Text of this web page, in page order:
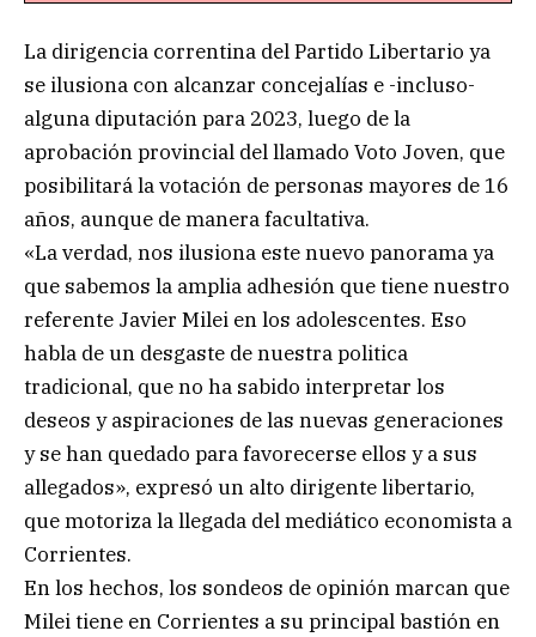
La dirigencia correntina del Partido Libertario ya
se ilusiona con alcanzar concejalías e -incluso-
alguna diputación para 2023, luego de la
aprobación provincial del llamado Voto Joven, que
posibilitará la votación de personas mayores de 16
años, aunque de manera facultativa.
«La verdad, nos ilusiona este nuevo panorama ya
que sabemos la amplia adhesión que tiene nuestro
referente Javier Milei en los adolescentes. Eso
habla de un desgaste de nuestra politica
tradicional, que no ha sabido interpretar los
deseos y aspiraciones de las nuevas generaciones
y se han quedado para favorecerse ellos y a sus
allegados», expresó un alto dirigente libertario,
que motoriza la llegada del mediático economista a
Corrientes.
En los hechos, los sondeos de opinión marcan que
Milei tiene en Corrientes a su principal bastión en